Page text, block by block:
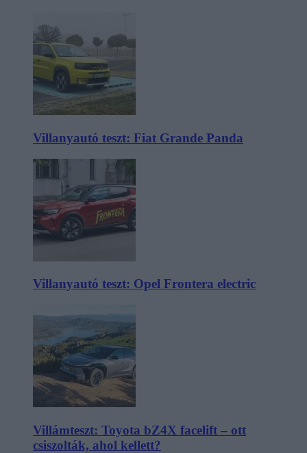
Villanyautó teszt: Fiat Grande Panda
Villanyautó teszt: Opel Frontera electric
Villámteszt: Toyota bZ4X facelift – ott
csiszolták, ahol kellett?